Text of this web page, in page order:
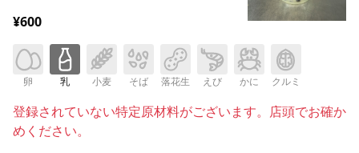
¥600
卵 乳 小麦 そば 落花生 えび かに クルミ
登録されていない特定原材料がございます。店頭でお確か
めください。